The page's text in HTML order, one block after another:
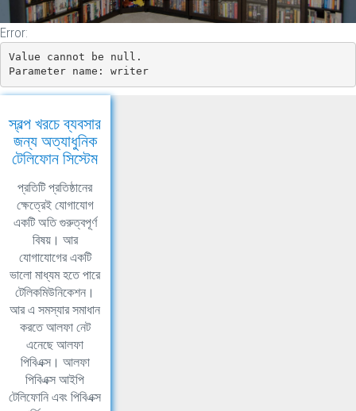
Error:
Value cannot be null.
Parameter name: writer
স্বল্প খরচে ব্যবসার
জন্য অত্যাধুনিক
টেলিফোন সিস্টেম
প্রতিটি প্রতিষ্ঠানের
ক্ষেত্রেই যোগাযোগ
একটি অতি গুরুত্বপূর্ণ
বিষয়। আর
যোগাযোগের একটি
ভালো মাধ্যম হতে পারে
টেলিকমিউনিকেশন।
আর এ সমস্যার সমাধান
করতে আলফা নেট
এনেছে আলফা
পিবিএক্স। আলফা
পিবিএক্স আইপি
টেলিফোনি এবং পিবিএক্স